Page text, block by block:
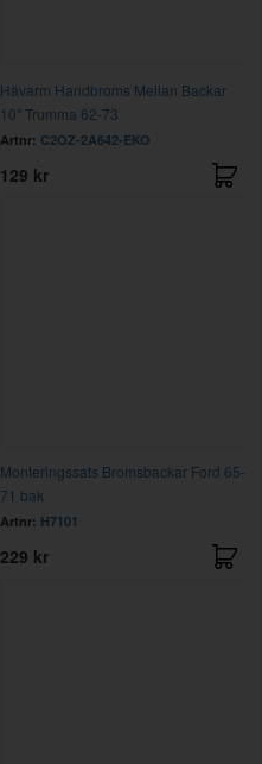
Hävarm Handbroms Mellan Backar
10" Trumma 62-73
Artnr: C2OZ-2A642-EKO
129 kr
Monteringssats Bromsbackar Ford 65-
71 bak
Artnr: H7101
229 kr